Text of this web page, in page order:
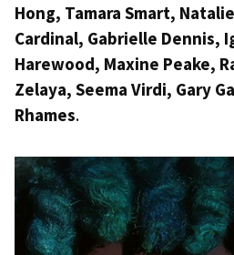
Hong, Tamara Smart,
Cardinal, Gabrielle Dennis,
Harewood, Maxine Peake,
Zelaya, Seema Virdi, Gary
Rhames.